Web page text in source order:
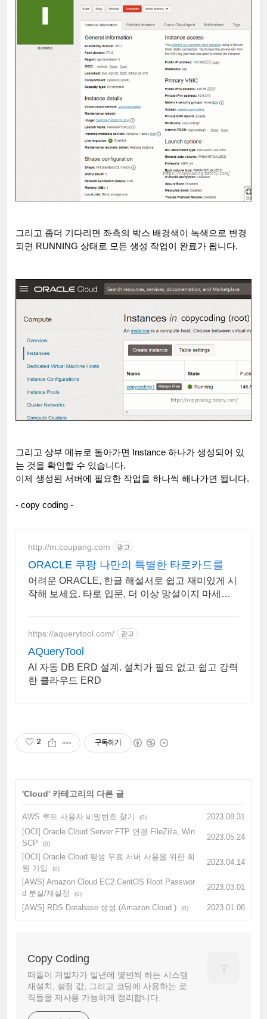
그리고 좀더 기다리면 좌측의 박스 배경색이 녹색으로 변경
되면 RUNNING 상태로 모든 생성 작업이 완료가 됩니다.
그리고 상부 메뉴로 돌아가면 Instance 하나가 생성되어 있
는 것을 확인할 수 있습니다.
이제 생성된 서버에 필요한 작업을 하나씩 해나가면 됩니다.
- copy coding -
http://m.coupang.com 광고
ORACLE 쿠팡 나만의 특별한 타로카드를
어려운 ORACLE, 한글 해설서로 쉽고 재미있게 시
작해 보세요. 타로 입문, 더 이상 망설이지 마세요!
https://aquerytool.com/ 광고
AQueryTool
AI 자동 DB ERD 설계. 설치가 필요 없고 쉽고 강력
한 클라우드 ERD
2 구독하기
'Cloud' 카테고리의 다른 글
AWS 루트 사용자 비밀번호 찾기 (0)
2023.08.31
[OCI] Oracle Cloud Server FTP 연결 FileZilla, Win
SCP
(0)
2023.05.24
[OCI] Oracle Cloud 평생 무료 서버 사용을 위한 회
원 가입
(0)
2023.04.14
[AWS] Amazon Cloud EC2 CentOS Root Passwor
d 분실/재설정
(0)
2023.03.01
[AWS] RDS Database 생성 (Amazon Cloud ) (0) 2023.01.08
Copy Coding
떠돌이 개발자가 일년에 몇번씩 하는 시스템
재설치, 설정 값, 그리고 코딩에 사용하는 로
직들을 재사용 가능하게 정리합니다.